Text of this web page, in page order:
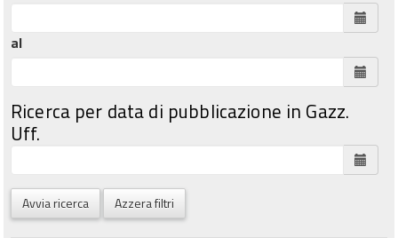
al
Ricerca per data di pubblicazione in Gazz.
Uff.
Avvia ricerca Azzera filtri